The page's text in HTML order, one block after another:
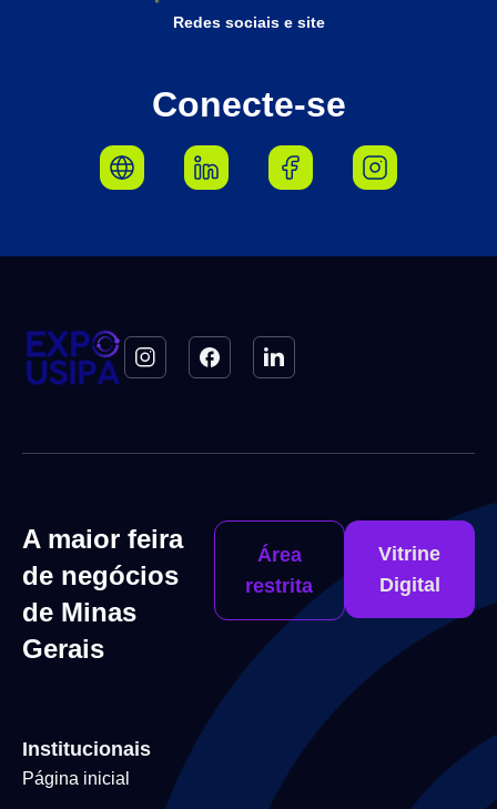
Redes sociais e site
Conecte-se
A maior feira
de negócios
de Minas
Gerais
Área
restrita
Vitrine
Digital
Institucionais
Página inicial